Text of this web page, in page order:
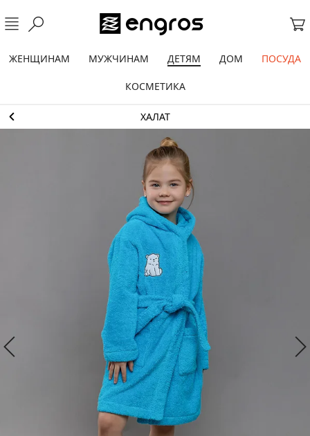
ЖЕНЩИНАМ МУЖЧИНАМ ДЕТЯМ ДОМ ПОСУДА
КОСМЕТИКА
ХАЛАТ